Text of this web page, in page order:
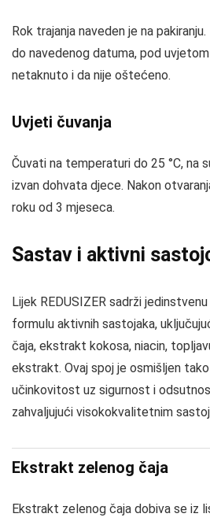
Rok trajanja naveden je na
do navedenog datuma, pod
netaknuto i da nije oštećeno.
Uvjeti čuvanja
Čuvati na temperaturi do 25 °C, na
izvan dohvata djece. Nakon
roku od 3 mjeseca.
Sastav i aktivni
Lijek REDUSIZER sadrži
formulu aktivnih sastojaka,
čaja, ekstrakt kokosa, niacin,
ekstrakt. Ovaj spoj je osmišljen
učinkovitost uz sigurnost i
zahvaljujući visokokvalitetnim
Ekstrakt zelenog čaja
Ekstrakt zelenog čaja dobiva se iz